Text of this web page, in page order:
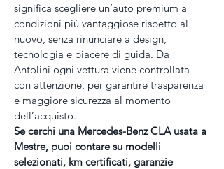
significa scegliere un’auto premium a
condizioni più vantaggiose rispetto al
nuovo, senza rinunciare a design,
tecnologia e piacere di guida. Da
Antolini ogni vettura viene controllata
con attenzione, per garantire trasparenza
e maggiore sicurezza al momento
dell’acquisto.
Se cerchi una Mercedes-Benz CLA usata a
Mestre, puoi contare su modelli
selezionati, km certificati, garanzie